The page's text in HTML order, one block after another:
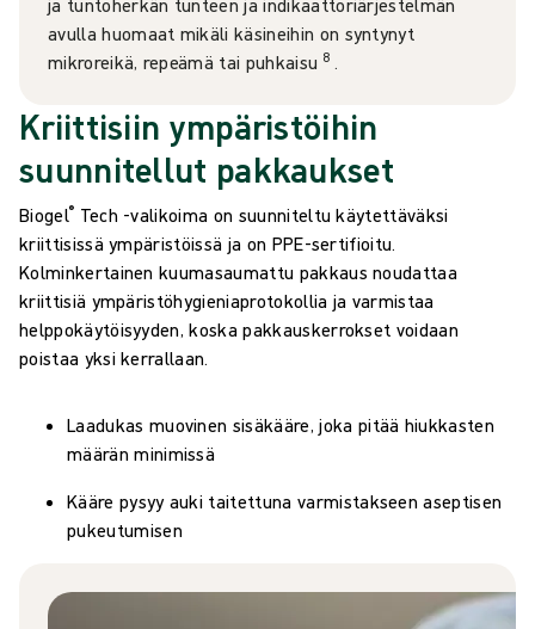
ja tuntoherkän tunteen ja indikaattoriärjestelmän
avulla huomaat mikäli käsineihin on syntynyt
mikroreikä, repeämä tai puhkaisu 8.
Kriittisiin ympäristöihin
suunnitellut pakkaukset
Biogel® Tech -valikoima on suunniteltu käytettäväksi
kriittisissä ympäristöissä ja on PPE-sertifioitu.
Kolminkertainen kuumasaumattu pakkaus noudattaa
kriittisiä ympäristöhygieniaprotokollia ja varmistaa
helppokäytöisyyden, koska pakkauskerrokset voidaan
poistaa yksi kerrallaan.
Laadukas muovinen sisäkääre, joka pitää hiukkasten
määrän minimissä
Kääre pysyy auki taitettuna varmistakseen aseptisen
pukeutumisen